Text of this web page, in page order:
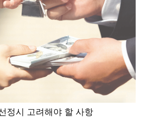
정시 고려해야 할 사항